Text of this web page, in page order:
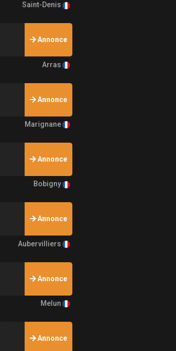
Saint-Denis
Annonce
Arras
Annonce
Marignane
Annonce
Bobigny
Annonce
Aubervilliers
Annonce
Melun
Annonce